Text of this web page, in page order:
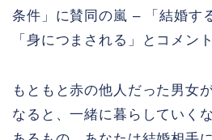
条件」に賛同の嵐 – 「結婚す
「身につまされる」とコメン
もともと赤の他人だった男女
なると、一緒に暮らしていく